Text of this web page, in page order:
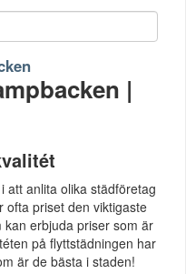
|
att anlita olika städföretag
ofta priset den viktigaste
erbjuda priser som är
på flyttstädningen har
är de bästa i staden!